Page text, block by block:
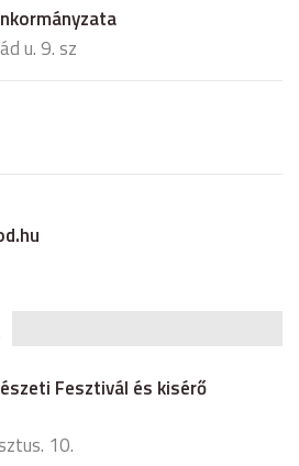
u. 9. sz
Fesztivál és kisérő
10.